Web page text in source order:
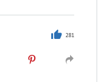
281